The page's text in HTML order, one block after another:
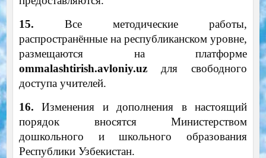
15. Все методические работы,
распространённые на республиканском уровне,
размещаются на платформе
ommalashtirish.avloniy.uzдля свободного
доступа учителей.
16. Изменения и дополнения в настоящий
порядок вносятся Министерством
дошкольного и школьного образования
Республики Узбекистан.